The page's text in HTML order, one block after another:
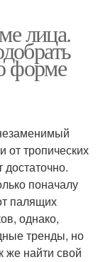
лица.
форме
от тропических
поначалу
палящих
однако,
тренды, но
же найти свой